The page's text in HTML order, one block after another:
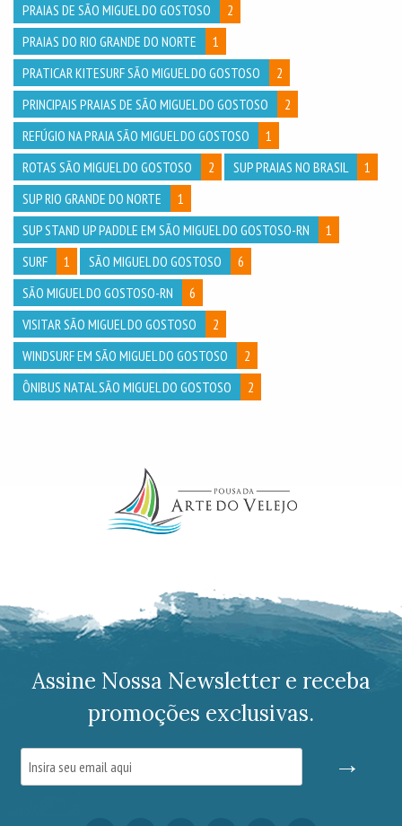
PRAIAS DE SÃO MIGUEL DO GOSTOSO
2
PRAIAS DO RIO GRANDE DO NORTE
1
PRATICAR KITESURF SÃO MIGUEL DO GOSTOSO
2
PRINCIPAIS PRAIAS DE SÃO MIGUEL DO GOSTOSO
2
REFÚGIO NA PRAIA SÃO MIGUEL DO GOSTOSO
1
ROTAS SÃO MIGUEL DO GOSTOSO
2 SUP PRAIAS NO BRASIL
1
SUP RIO GRANDE DO NORTE
1
SUP STAND UP PADDLE EM SÃO MIGUEL DO GOSTOSO-RN
1
SURF
1 SÃO MIGUEL DO GOSTOSO
6
SÃO MIGUEL DO GOSTOSO-RN
6
VISITAR SÃO MIGUEL DO GOSTOSO
2
WINDSURF EM SÃO MIGUEL DO GOSTOSO
2
ÔNIBUS NATAL SÃO MIGUEL DO GOSTOSO
2
Assine Nossa Newsletter e receba
promoções exclusivas.
→